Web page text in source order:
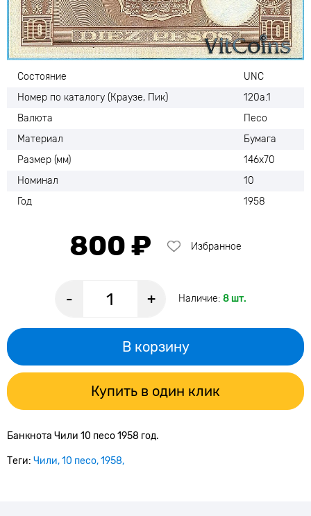
Состояние
UNC
Номер по каталогу (Краузе, Пик)
120а.1
Валюта
Песо
Материал
Бумага
Размер (мм)
146х70
Номинал
10
Год
1958
800 ₽ Избранное
- + Наличие: 8 шт.
В корзину
Купить в один клик
Банкнота Чили 10 песо 1958 год.
Теги: Чили 10 песо 1958